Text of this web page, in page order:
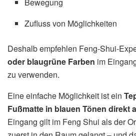
Zufluss von Möglichkeiten
Deshalb empfehlen Feng-Shui-
oder blaugrüne Farben im
zu verwenden.
Eine einfache Möglichkeit ist ein
Fußmatte in blauen Tönen direkt
Eingang gilt im Feng Shui als der